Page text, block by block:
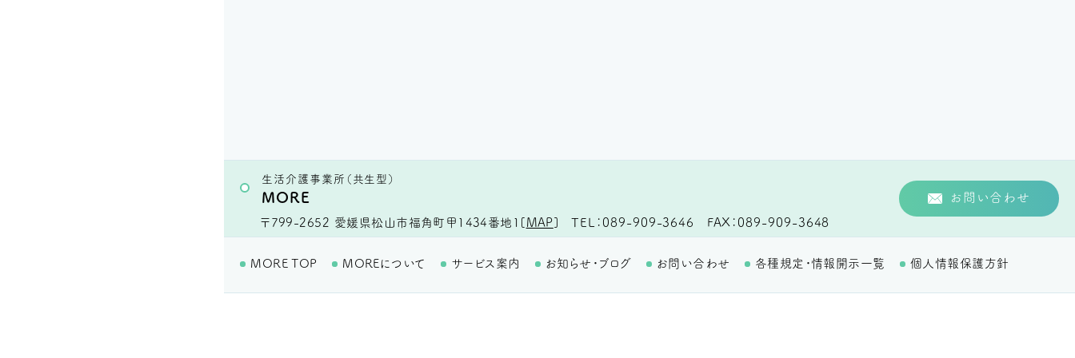
生活介護事業所（共生型）
MORE
〒799-2652 愛媛県松山市福角町甲1434番地1 [ MAP ] TEL 089-909-3646 FAX 089-909-3648
お問い合わせ
MORE TOP MOREについて サービス案内 お知らせ・ブログ お問い合わせ 各種規定・情報開示一覧 個人情報保護方針